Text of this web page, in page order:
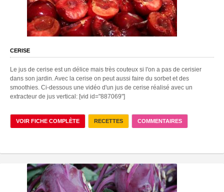
CERISE
Le jus de cerise est un délice mais très couteux si l'on a pas de cerisier
dans son jardin. Avec la cerise on peut aussi faire du sorbet et des
smoothies. Ci-dessous une vidéo d'un jus de cerise réalisé avec un
extracteur de jus vertical: [vid id="887069"]
VOIR FICHE COMPLÈTE RECETTES COMMENTAIRES